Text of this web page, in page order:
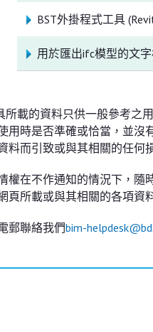
BST外掛程式工具
用於匯出ifc模型的文
所載的資料只供一般參考之
用時是否準確或恰當，並沒
料而引致或與其相關的任何
權在不作通知的情況下，
頁所載或與其相關的各項資
郵聯絡我們bim-